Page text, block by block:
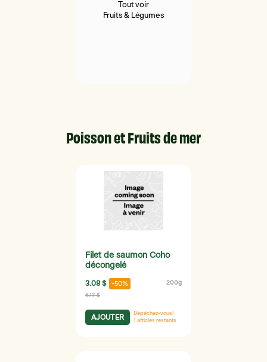
Tout voir
Fruits & Légumes
Poisson et Fruits de mer
Filet de saumon Coho
décongelé
3.08 $ -50% 200g
6.17 $
AJOUTER
Dépêchez-vous!
1 articles restants